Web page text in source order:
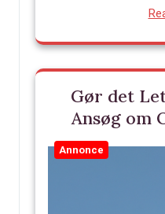
Gør det
Ansøg om
Annonce